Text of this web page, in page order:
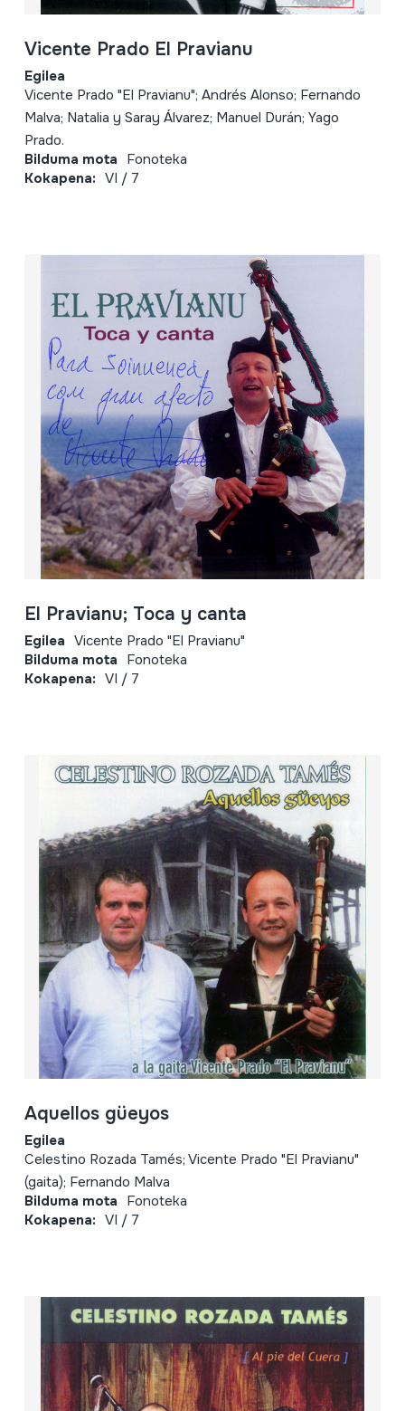
Vicente Prado El Pravianu
Egilea
Vicente Prado "El Pravianu"; Andrés Alonso; Fernando
Malva; Natalia y Saray Álvarez; Manuel Durán; Yago
Prado.
Bilduma mota Fonoteka
Kokapena: VI / 7
El Pravianu; Toca y canta
Egilea Vicente Prado "El Pravianu"
Bilduma mota Fonoteka
Kokapena: VI / 7
Aquellos güeyos
Egilea
Celestino Rozada Tamés; Vicente Prado "El Pravianu"
(gaita); Fernando Malva
Bilduma mota Fonoteka
Kokapena: VI / 7